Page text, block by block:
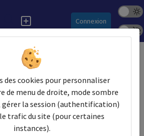
Rechercher Connexion
Mode
Police
1 - Allocution de bienvenue
notes
pour vous pour cette vidéo.
créer une nouvelle.
des cookies pour personnaliser
de menu de droite, mode sombre
gérer la session (authentification)
trafic du site (pour certaines
instances).